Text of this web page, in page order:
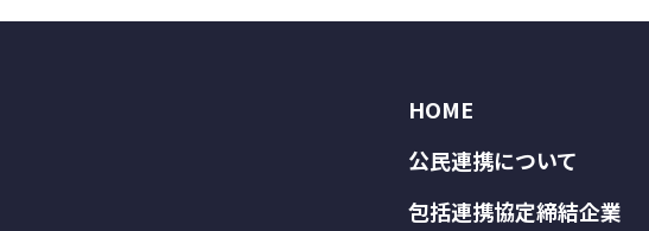
HOME
公民連携について
包括連携協定締結企業